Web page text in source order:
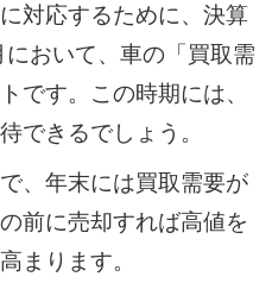
対応するために、決算
おいて、車の「買取需
です。この時期には、
できるでしょう。
、年末には買取需要が
前に売却すれば高値を
まります。